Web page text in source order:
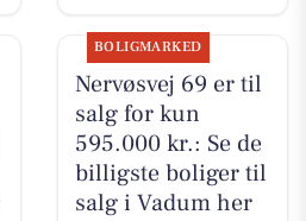
BOLIGMARKED
Nervøsvej 69 er til
salg for kun
595.000 kr.: Se de
billigste boliger til
salg i Vadum her